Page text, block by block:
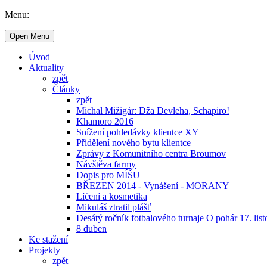
Menu:
Open Menu
Úvod
Aktuality
zpět
Články
zpět
Michal Mižigár: Dža Devleha, Schapiro!
Khamoro 2016
Snížení pohledávky klientce XY
Přidělení nového bytu klientce
Zprávy z Komunitního centra Broumov
Návštěva farmy
Dopis pro MÍŠU
BŘEZEN 2014 - Vynášení - MORANY
Líčení a kosmetika
Mikuláš ztratil plášť
Desátý ročník fotbalového turnaje O pohár 17.
8 duben
Ke stažení
Projekty
zpět